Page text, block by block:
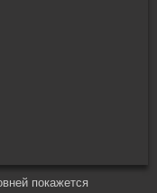
покажется